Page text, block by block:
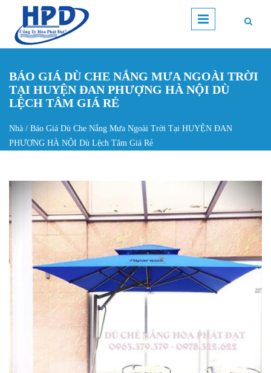
Nhảy đến nội dung
BÁO GIÁ DÙ CHE NẮNG MƯA NGOÀI TRỜI
TẠI HUYỆN ĐAN PHƯỢNG HÀ NỘI DÙ
LỆCH TÂM GIÁ RẺ
Bạn đang ở đây
Nhà / Báo Giá Dù Che Nắng Mưa Ngoài Trời Tại HUYỆN ĐAN
PHƯỢNG HÀ NỘI Dù Lệch Tâm Giá Rẻ